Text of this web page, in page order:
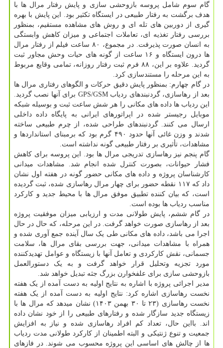
گام سوم شامل پروسه بازوحشی سازی و پایش رفتار مرال ها با
هدف برگشت به رفتار طبیعی در ایستگاه تکثیر بود. این پایش با بهره
گیری از دوربین های تله ای و روش های مشاهده مستقیم، بمنظور
بررسی رفتار تغذیه ای، تعاملات اجتماعی و میزان کاهش وابستگی
به انسان صورت پذیرفت. در مجموع، ۸۰ ساعت فیلم از رفتار مرال
ها درون ایستگاه و ۱۶ ساعت از گونه های حیات وحش مجاور ثبت
گردید. علاوه بر این، ۸۸ فرم ثبت رفتار روزانه، تمامی وقایع مربوط
به این مرحله را مستندسازی کرد.
در گام چهارم: بمنظور پایش دقیق حرکات و الگوهای رفتاری مرال ها
بعد از رهاسازی، گردنبندهای ردیاب GPS/GSM برای آنها نصب گردید.
این ردیاب ها داده های مکانی را هر شش ساعت ثبت و بوسیله شبکه
موبایل رجیستر شده در اپراتورهای ایرانی به پایگاه داده داخلی
ارسال می کنند. گردنبندهای طراحی شده، از چرم طبیعی ساخته
شدند و وزن غائی آنها حدود ۴۹۰ گرم بود که برمبنای استانداردها و
مشاهدات، تأثیری بر رفتار طبیعی گونه نداشته است.
گام پنجم نیز رهاسازی تدریجی مرال ها بود. این پروسه برای کاهش
فشار حیوانات، بصورت کنترل شده انجام شد. مشاهدات میدانی
کارشناسان پروژه و داده های مکانی حضور گونه در هفته اول نشان
داد که ۱۱۷ نقطه حضور برای چهار مرال رهاسازی شده، ثبت گردیده
است، که بیان کننده تطبیق موفق مرال ها با محیط جدید و کارکرد
مناسب ردیاب ها بوده است.
در گام ششم، پایش طولانی مدت و ارزیابی میزان موفقیت پروژه
بعد از رهاسازی صورت خواهد گرفت. در این مرحله، که حال در حال
اجرا می باشد، داده های مکانی طی یک سال آینده جمع آوری شده و
همراه با مشاهدات میدانی، جهت بررسی بقای مرال ها، سلامت
جسمانی، نقش کارکردی و تعامل آنها با زیستگاه و عوامل تهدیدکننده
مورد تجزیه وتحلیل قرار خواهد گرفت و به یک دستورالعمل
بازوحشی سازی برای علفخوارن بزرگ جثه تبدیل خواهد شد.
مدیر اجرائی پروژه با اشاره به نتایج اولیه به دست آمده از یک هفته
نخست رهاسازی اشاره کرد: نتایج اولیه به دست آمده از یک هفته
نخست رهاسازی (۲۳ تا ۳۰ بهمن ۱۴۰۳) نشان میدهد که مرال ها با
زیستگاه جدید سازگار شده و رفتارهای طبیعی را از خود نشان داده
اند. بااین حال، تعداد کم افراد رهاسازی شده و نیاز به افزایش
جمعیت و تنوع ژنتیکی و البته اطمینان از کارکرد طولانی مدت ردیاب
ها از چالش های اساسی این پروژه محسوب می شوند. در فازهای